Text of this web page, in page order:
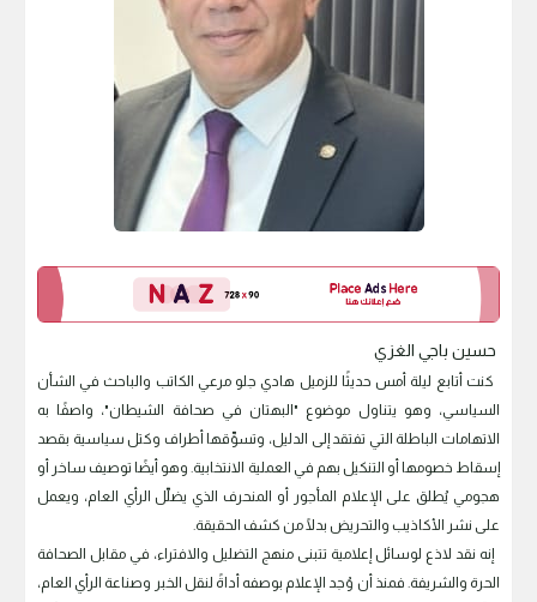
حسين باجي الغزي
كنت أتابع ليلة أمس حديثًا للزميل هادي جلو مرعي الكاتب والباحث في الشأن
السياسي، وهو يتناول موضوع "البهتان في صحافة الشيطان"، واصفًا به
الاتهامات الباطلة التي تفتقد إلى الدليل، وتسوِّقها أطراف وكتل سياسية بقصد
إسقاط خصومها أو التنكيل بهم في العملية الانتخابية. وهو أيضًا توصيف ساخر أو
هجومي يُطلق على الإعلام المأجور أو المنحرف الذي يضلّل الرأي العام، ويعمل
على نشر الأكاذيب والتحريض بدلًا من كشف الحقيقة.
إنه نقد لاذع لوسائل إعلامية تتبنى منهج التضليل والافتراء، في مقابل الصحافة
الحرة والشريفة. فمنذ أن وُجد الإعلام بوصفه أداةً لنقل الخبر وصناعة الرأي العام،